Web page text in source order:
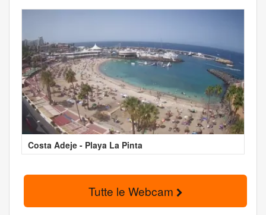
Costa Adeje - Playa La Pinta
Tutte le Webcam